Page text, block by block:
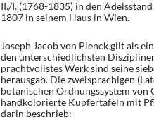
II./I. (1768-1835) in den
1807 in seinem Haus in Wien.
Joseph Jacob von Plenck gilt als
den unterschiedlichsten
prachtvollstes Werk sind seine
herausgab. Die zweisprachigen
botanischen Ordnungssystem
handkolorierte Kupfertafeln mit
darin beschrieb: